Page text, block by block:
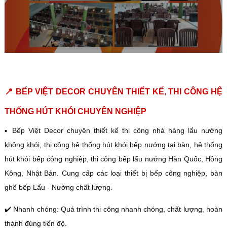
📍 BẾP VIỆT DECOR CHUYÊN THIẾT KẾ, THI CÔNG HỆ
THỐNG HÚT KHÓI CHUYÊN NGHIỆP
▪️ Bếp Việt Decor chuyên thiết kế thi công nhà hàng lẩu nướng
không khói, thi công hệ thống hút khói bếp nướng tại bàn, hệ thống
hút khói bếp công nghiệp, thi công bếp lẩu nướng Hàn Quốc, Hồng
Kông, Nhật Bản. Cung cấp các loại thiết bị bếp công nghiệp, bàn
ghế bếp Lẩu - Nướng chất lượng.
✔️ Nhanh chóng: Quá trình thi công nhanh chóng, chất lượng, hoàn
thành đúng tiến độ.